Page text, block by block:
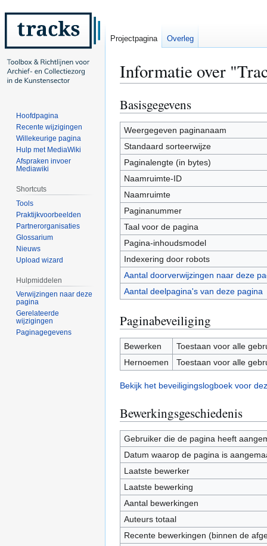
Informatie over
Naar
navigatie
springen
Naar
zoeken
springen
Basisgegevens
Weergegeven paginanaam
Standaard sorteerwijze
Paginalengte (in bytes)
Naamruimte-ID
Naamruimte
Paginanummer
Taal voor de pagina
Pagina-inhoudsmodel
Indexering door robots
Aantal doorverwijzingen naar deze
Aantal deelpagina's van deze pagina
Paginabeveiliging
Bewerken
Toestaan voor alle
Hernoemen
Toestaan voor alle
Bekijk het beveiligingslogboek voor
Bewerkingsgeschiedenis
Gebruiker die de pagina heeft
Datum waarop de pagina is
Laatste bewerker
Laatste bewerking
Aantal bewerkingen
Auteurs totaal
Recente bewerkingen (binnen de
Projectpagina Overleg
Hoofdpagina
Recente wijzigingen
Willekeurige pagina
Hulp met MediaWiki
Afspraken invoer
Mediawiki
Shortcuts
Tools
Praktijkvoorbeelden
Partnerorganisaties
Glossarium
Nieuws
Upload wizard
Hulpmiddelen
Verwijzingen naar deze
pagina
Gerelateerde
wijzigingen
Paginagegevens